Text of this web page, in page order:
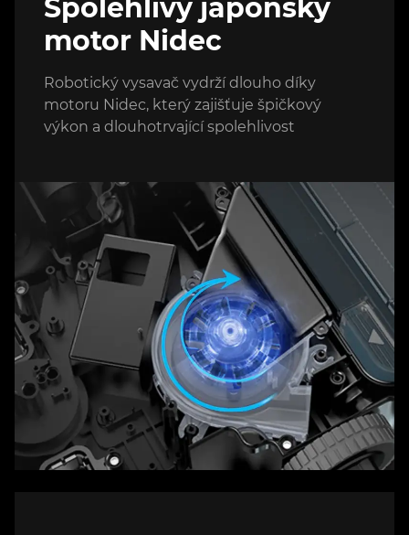
Spolehlivý japonský
motor Nidec
Robotický vysavač vydrží dlouho díky
motoru Nidec, který zajišťuje špičkový
výkon a dlouhotrvající spolehlivost